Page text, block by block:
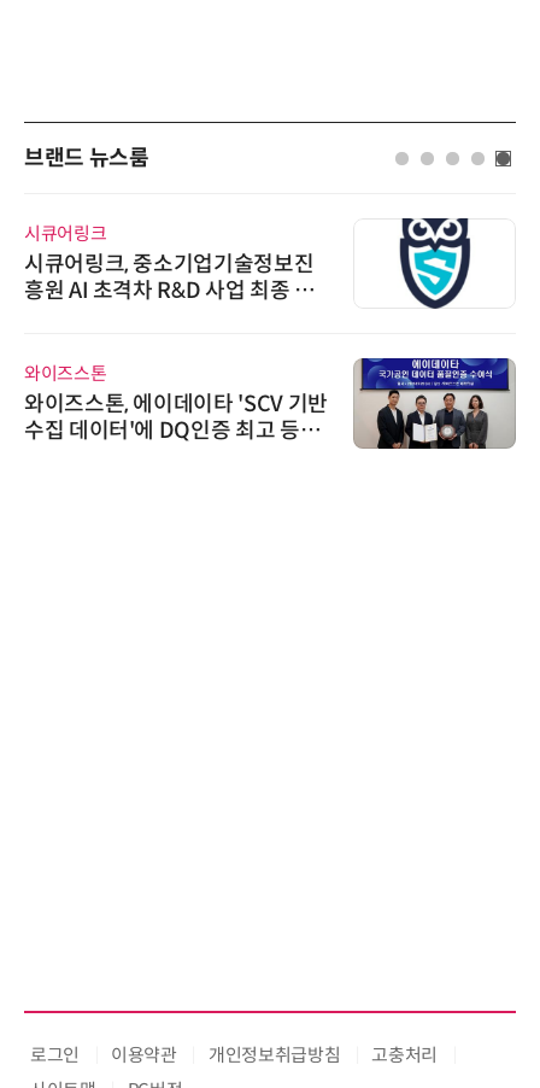
브랜드 뉴스룸
시큐어링크
시큐어링크, 중소기업기술정보진
흥원 AI 초격차 R&D 사업 최종 선
와이즈스톤
와이즈스톤, 에이데이타 'SCV 기반
수집 데이터'에 DQ인증 최고 등급
로그인 이용약관 개인정보취급방침
고충처리